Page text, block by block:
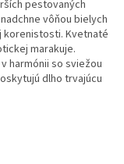
pestovaných
vôňou bielych
korenistosti. Kvetnaté
marakuje.
harmónii so sviežou
dlho trvajúcu